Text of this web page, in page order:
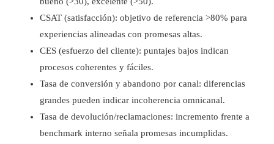
CSAT (satisfacción): objetivo de referencia >80% para
experiencias alineadas con promesas altas.
CES (esfuerzo del cliente): puntajes bajos indican
procesos coherentes y fáciles.
Tasa de conversión y abandono por canal: diferencias
grandes pueden indicar incoherencia omnicanal.
Tasa de devolución/reclamaciones: incremento frente a
benchmark interno señala promesas incumplidas.